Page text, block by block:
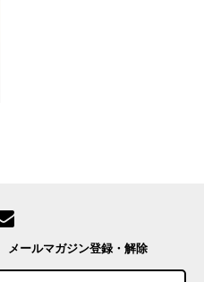
メールマガジン登録・解除